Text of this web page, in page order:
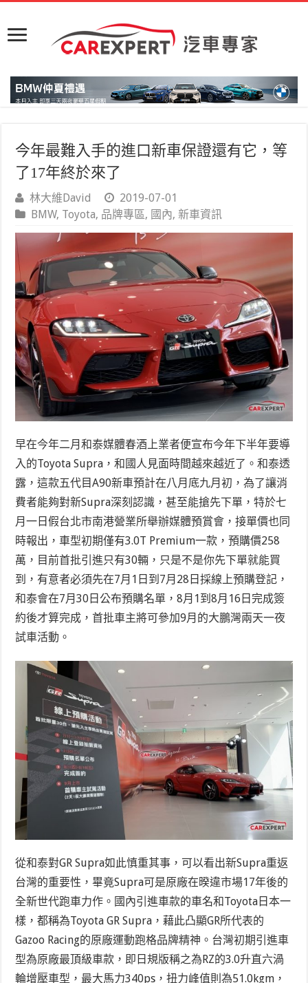
今年最難入手的進口新車保證還有它，等
了17年終於來了
林大維David
2019-07-01
BMW, Toyota, 品牌專區, 國內,新車資訊
早在今年二月和泰媒體春酒上業者便宣布今年下半年要導
入的Toyota Supra，和國人見面時間越來越近了。和泰透
露，這款五代目A90新車預計在八月底九月初，為了讓消
費者能夠對新Supra深刻認識，甚至能搶先下單，特於七
月一日假台北市南港營業所舉辦媒體預賞會，接單價也同
時報出，車型初期僅有3.0T Premium一款，預購價258
萬，目前首批引進只有30輛，只是不是你先下單就能買
到，有意者必須先在7月1日到7月28日採線上預購登記，
和泰會在7月30日公布預購名單，8月1到8月16日完成簽
約後才算完成，首批車主將可參加9月的大鵬灣兩天一夜
試車活動。
從和泰對GR Supra如此慎重其事，可以看出新Supra重返
台灣的重要性，畢竟Supra可是原廠在暌違市場17年後的
全新世代跑車力作。國內引進車款的車名和Toyota日本一
樣，都稱為Toyota GR Supra，藉此凸顯GR所代表的
Gazoo Racing的原廠運動跑格品牌精神。台灣初期引進車
型為原廠最頂級車款，即日規版稱之為RZ的3.0升直六渦
輪增壓車型，最大馬力340ps，扭力峰值則為51.0kgm，